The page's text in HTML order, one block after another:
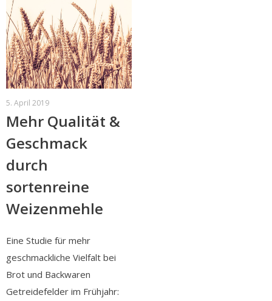
5. April 2019
Mehr Qualität &
Geschmack
durch
sortenreine
Weizenmehle
Eine Studie für mehr
geschmackliche Vielfalt bei
Brot und Backwaren
Getreidefelder im Frühjahr: